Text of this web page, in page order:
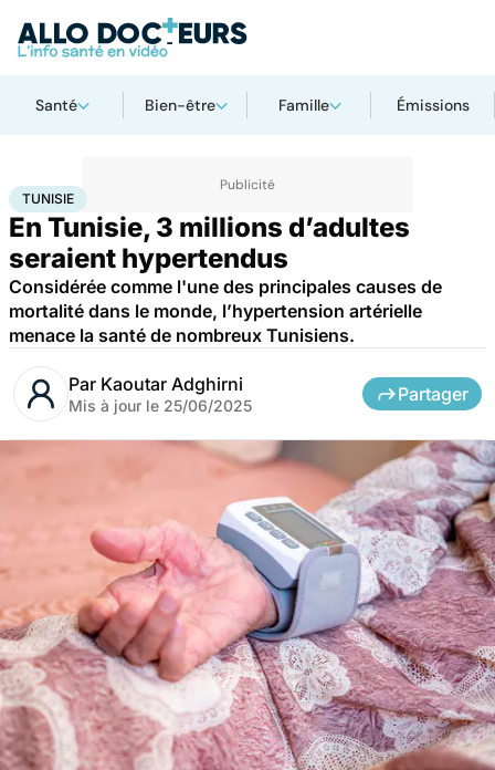
Santé Bien-être Famille Émissions
AccueilSanté Santé publiqueTunisie
TUNISIE
En Tunisie, 3 millions d’adultes
seraient hypertendus
Considérée comme l'une des principales causes de
mortalité dans le monde, l’hypertension artérielle
menace la santé de nombreux Tunisiens.
Par Kaoutar Adghirni
Mis à jour le 25/06/2025
Partager